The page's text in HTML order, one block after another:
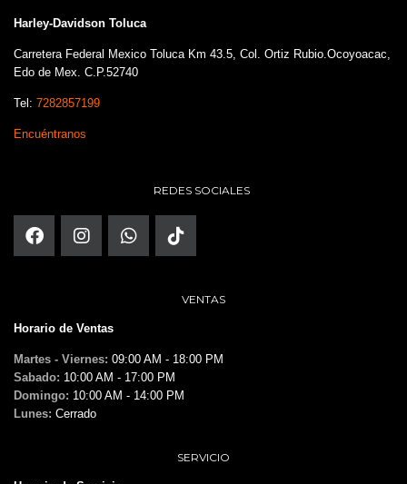
Harley-Davidson Toluca
Carretera Federal Mexico Toluca Km 43.5, Col. Ortiz Rubio.Ocoyoacac,
Edo de Mex. C.P.52740
Tel: 7282857199
Encuéntranos
REDES SOCIALES
VENTAS
Horario de Ventas
Martes - Viernes: 09:00 AM - 18:00 PM
Sabado: 10:00 AM - 17:00 PM
Domingo: 10:00 AM - 14:00 PM
Lunes: Cerrado
SERVICIO